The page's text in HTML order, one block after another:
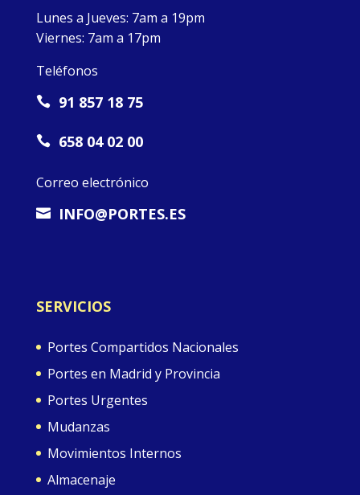
Lunes a Jueves: 7am a 19pm
Viernes: 7am a 17pm
Teléfonos
 91 857 18 75
 658 04 02 00
Correo electrónico
 INFO@PORTES.ES
SERVICIOS
Portes Compartidos Nacionales
Portes en Madrid y Provincia
Portes Urgentes
Mudanzas
Movimientos Internos
Almacenaje